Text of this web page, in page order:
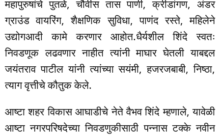
महापुरुषांचे पुतळे, चौवीस तास पाणी, क्रीडांगण, अंडर
ग्राउंड वायरिंग, शैक्षणिक सुविधा, पाणंद रस्ते, महिलेने
उद्योगआदी कामे करणार आहोत.धैर्यशील शिंदे स्वतः
निवडणूक लढवणार नाहीत त्यांनी माघार घेतली याबद्दल
जयंतराव पाटील यांनी त्यांच्या सयंमी, हजरजबाबी, निष्ठा,
त्याग वृत्तीचे कौतुक केले.
आष्टा शहर विकास आघाडीचे नेते वैभव शिंदे म्हणाले, यावेळी
आष्टा नगरपरिषदेच्या निवडणुकीसाठी पन्नास टक्के नवीन